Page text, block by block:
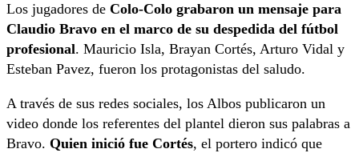
Los jugadores de Colo-Colo grabaron un mensaje para
Claudio Bravo en el marco de su despedida del fútbol
profesional. Mauricio Isla, Brayan Cortés, Arturo Vidal y
Esteban Pavez, fueron los protagonistas del saludo.
A través de sus redes sociales, los Albos publicaron un
video donde los referentes del plantel dieron sus palabras a
Bravo. Quien inició fue Cortés, el portero indicó que